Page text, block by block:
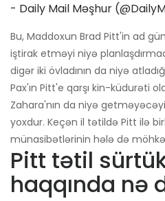
- Daily Mail Məşhur
Bu, Maddoxun Brad Pitt'in ad
iştirak etməyi niyə
digər iki övladının da niyə
Pax'ın Pitt'e qarşı kin-küdurəti
Zahara'nın da niyə
yoxdur. Keçən il tətildə Pitt ilə
münasibətlərinin hələ də
Pitt tətil
haqqında nə